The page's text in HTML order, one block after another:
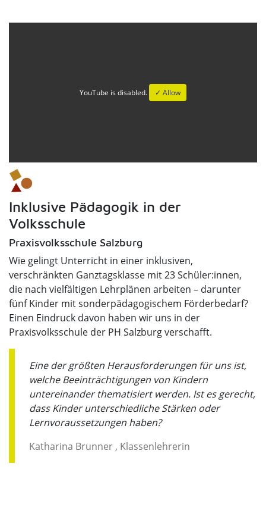
YouTube is disabled. ✓ Allow
Inklusive Pädagogik in der
Volksschule
Praxisvolksschule Salzburg
Wie gelingt Unterricht in einer inklusiven,
verschränkten Ganztagsklasse mit 23 Schüler:innen,
die nach vielfältigen Lehrplänen arbeiten – darunter
fünf Kinder mit sonderpädagogischem Förderbedarf?
Einen Eindruck davon haben wir uns in der
Praxisvolksschule der PH Salzburg verschafft.
Eine der größten Herausforderungen für uns ist,
welche Beeinträchtigungen von Kindern
untereinander thematisiert werden. Ist es gerecht,
dass Kinder unterschiedliche Stärken oder
Lernvoraussetzungen haben?
Katharina Brunner , Klassenlehrerin